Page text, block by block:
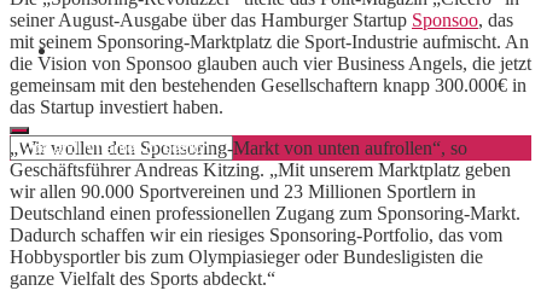
Geschäftskonto eröffnen
seiner August-Ausgabe über das Hamburger Startup Sponsoo, das
mit seinem Sponsoring-Marktplatz die Sport-Industrie aufmischt. An
die Vision von Sponsoo glauben auch vier Business Angels, die jetzt
gemeinsam mit den bestehenden Gesellschaftern knapp 300.000€ in
das Startup investiert haben.
„Wir wollen den Sponsoring-Markt von unten aufrollen“, so
Geschäftsführer Andreas Kitzing. „Mit unserem Marktplatz geben
wir allen 90.000 Sportvereinen und 23 Millionen Sportlern in
Deutschland einen professionellen Zugang zum Sponsoring-Markt.
Dadurch schaffen wir ein riesiges Sponsoring-Portfolio, das vom
Hobbysportler bis zum Olympiasieger oder Bundesligisten die
ganze Vielfalt des Sports abdeckt.“